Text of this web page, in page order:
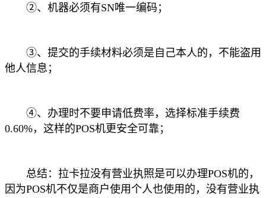
②、机器必须有SN唯一编码；
③、提交的手续材料必须是自己本人的，不能盗用
他人信息；
④、办理时不要申请低费率，选择标准手续费
0.60%，这样的POS机更安全可靠；
总结：拉卡拉没有营业执照是可以办理POS机的，
因为POS机不仅是商户使用个人也使用的，没有营业执